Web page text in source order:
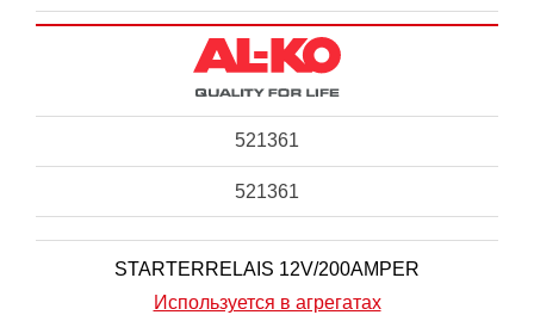
521361
521361
STARTERRELAIS 12V/200AMPER
Используется в агрегатах